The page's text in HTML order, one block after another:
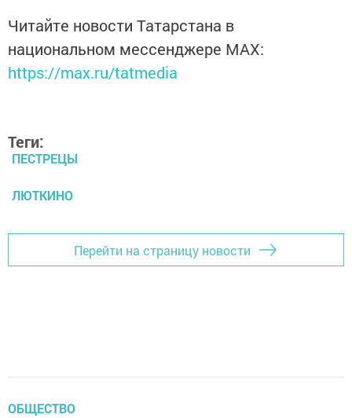
Читайте новости Татарстана в
национальном мессенджере MАХ:
https://max.ru/tatmedia
Теги:
ПЕСТРЕЦЫ
ЛЮТКИНО
Перейти на страницу новости
ОБЩЕСТВО